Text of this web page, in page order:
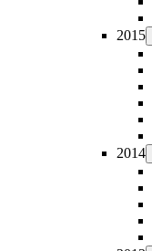
2015
2014